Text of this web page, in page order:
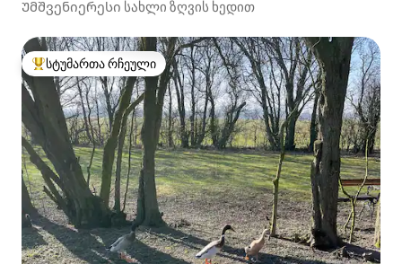
Უმშვენიერესი სახლი ზღვის ხედით
სტუმართა რჩეული მოწინავე ვარიანტი
სტუმართა რჩეული